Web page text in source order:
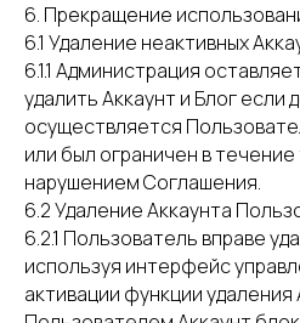
6. Прекращение
6.1 Удаление неактивных
6.1.1 Администрация
удалить Аккаунт и Блог если
осуществляется
или был ограничен в
нарушением Соглашения.
6.2 Удаление Аккаунта
6.2.1 Пользователь вправе
используя интерфейс
активации функции удаления